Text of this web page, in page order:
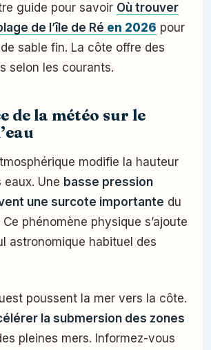
guide pour savoir Où trouver
de l’île de Ré en 2026 pour
sable fin. La côte offre des
selon les courants.
de la météo sur le
modifie la hauteur
Une basse pression
une surcote importante du
phénomène physique s’ajoute
astronomique habituel des
poussent la mer vers la côte.
la submersion des zones
pleines mers. Informez-vous